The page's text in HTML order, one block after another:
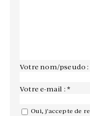
Votre nom/pseudo :
Votre e-mail : *
Oui, j'accepte de